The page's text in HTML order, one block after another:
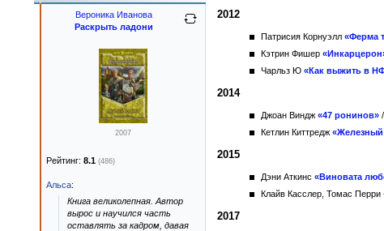
2012
Патрисия Корнуэлл «Ферма
Кэтрин Фишер
Чарльз Ю «Как выжить в
2014
Джоан Виндж «47 ронинов» /
Кетлин Киттредж
2015
Дэни Аткинс «Виновата
Клайв Касслер, Томас Перри
2017
Вероника Иванова
Раскрыть ладони
2007
Рейтинг: 8.1 (486)
Альса:
Книга великолепная. Автор
вырос и научился часть
оставлять за кадром, давая